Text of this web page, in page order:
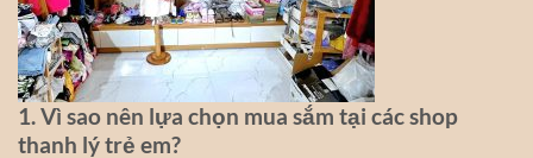
1. Vì sao nên lựa chọn mua sắm tại các shop
thanh lý trẻ em?